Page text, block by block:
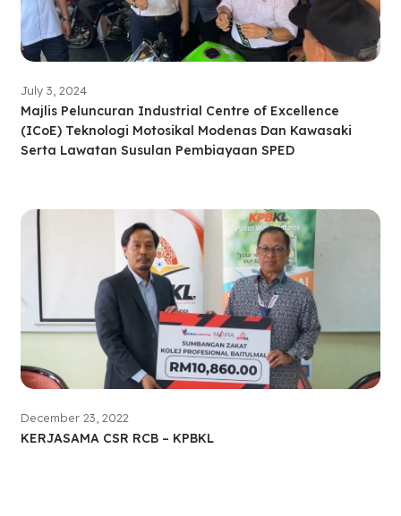
July 3, 2024
Majlis Peluncuran Industrial Centre of Excellence
(ICoE) Teknologi Motosikal Modenas Dan Kawasaki
Serta Lawatan Susulan Pembiayaan SPED
December 23, 2022
KERJASAMA CSR RCB – KPBKL